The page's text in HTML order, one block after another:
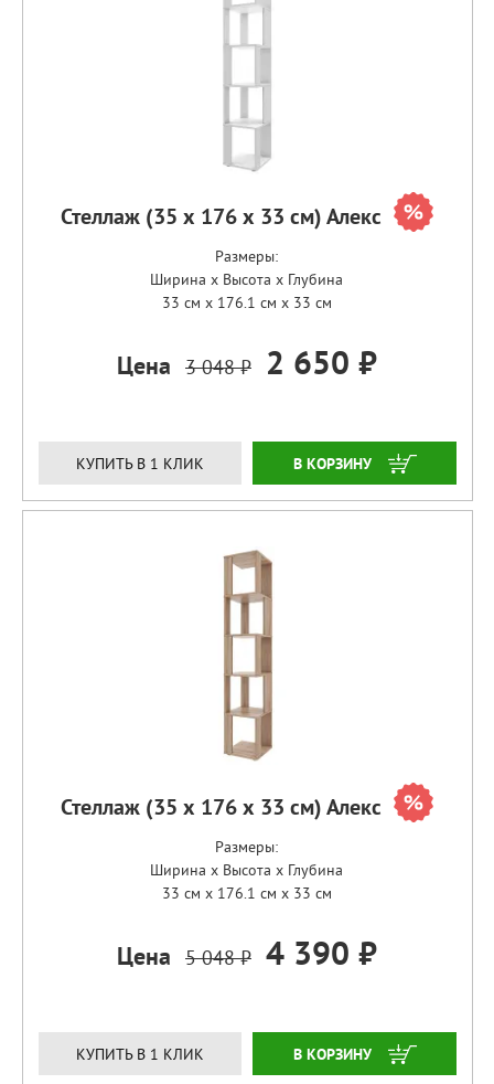
Стеллаж (35 х 176 х 33 см) Алекс
Размеры:
Ширина x Высота x Глубина
33 см x 176.1 см x 33 см
Цена 3 048 ₽ 2 650 ₽
КУПИТЬ В 1 КЛИК ЗАКАЗАТЬ
Стеллаж (35 х 176 х 33 см) Алекс
Размеры:
Ширина x Высота x Глубина
33 см x 176.1 см x 33 см
Цена 5 048 ₽ 4 390 ₽
КУПИТЬ В 1 КЛИК ЗАКАЗАТЬ